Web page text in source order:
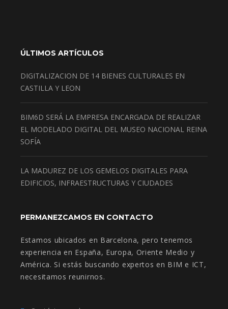
ÚLTIMOS ARTÍCULOS
DIGITALIZACION DE 14 BIENES CULTURALES EN
CASTILLA Y LEON
BIM6D SERÁ LA EMPRESA ENCARGADA DE REALIZAR
EL MODELADO DIGITAL DEL MUSEO NACIONAL REINA
SOFÍA
LA MADUREZ DE LOS GEMELOS DIGITALES PARA
EDIFICIOS, INFRAESTRUCTURAS Y CIUDADES
PERMANEZCAMOS EN CONTACTO
Estamos ubicados en Barcelona, pero tenemos
experiencia en España, Europa, Oriente Medio y
América. Si estás buscando expertos en BIM e ICT,
necesitamos reunirnos.